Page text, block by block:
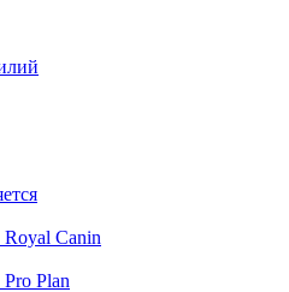
Canin
Plan